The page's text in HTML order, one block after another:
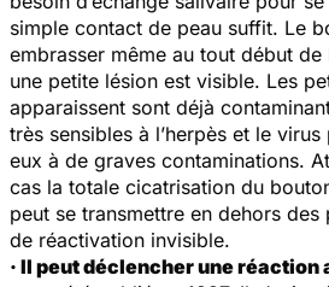
simple contact de peau suffit. Le
embrasser même au tout début de
une petite lésion est visible. Les
apparaissent sont déjà
très sensibles à l’herpès et le
eux à de graves contaminations.
cas la totale cicatrisation du
peut se transmettre en dehors
de réactivation invisible.
· Il peut déclencher une réaction